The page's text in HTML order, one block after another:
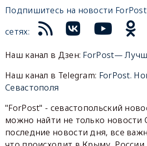
Подпишитесь на новости
сетях:
Наш канал в Дзен: ForPost—
Наш канал в Telegram: ForPost.
Севастополя
"ForPost" - севастопольский
можно найти не только новости
последние новости дня, все